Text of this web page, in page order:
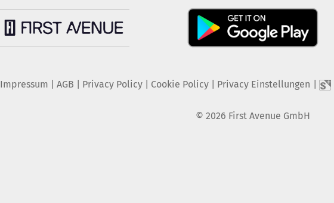
Impressum AGB Privacy Policy| Cookie Policy| Privacy Einstellungen
© 2026 First Avenue GmbH